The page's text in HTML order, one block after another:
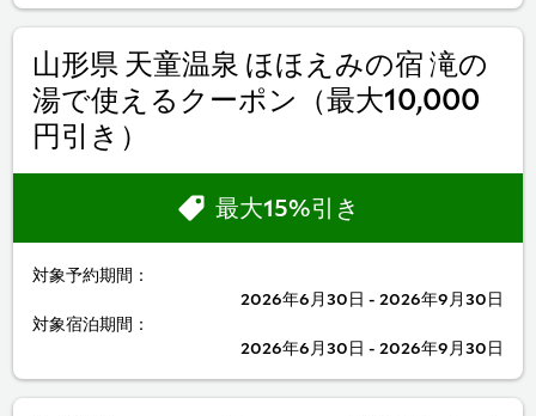
対象予約期間：
2026年6月30日 - 2026年9月30日
対象宿泊期間：
2026年6月30日 - 2026年9月30日
最大15%引き
山形県 天童温泉 ほほえみの宿 滝の
湯で使えるクーポン（最大10,000
円引き）